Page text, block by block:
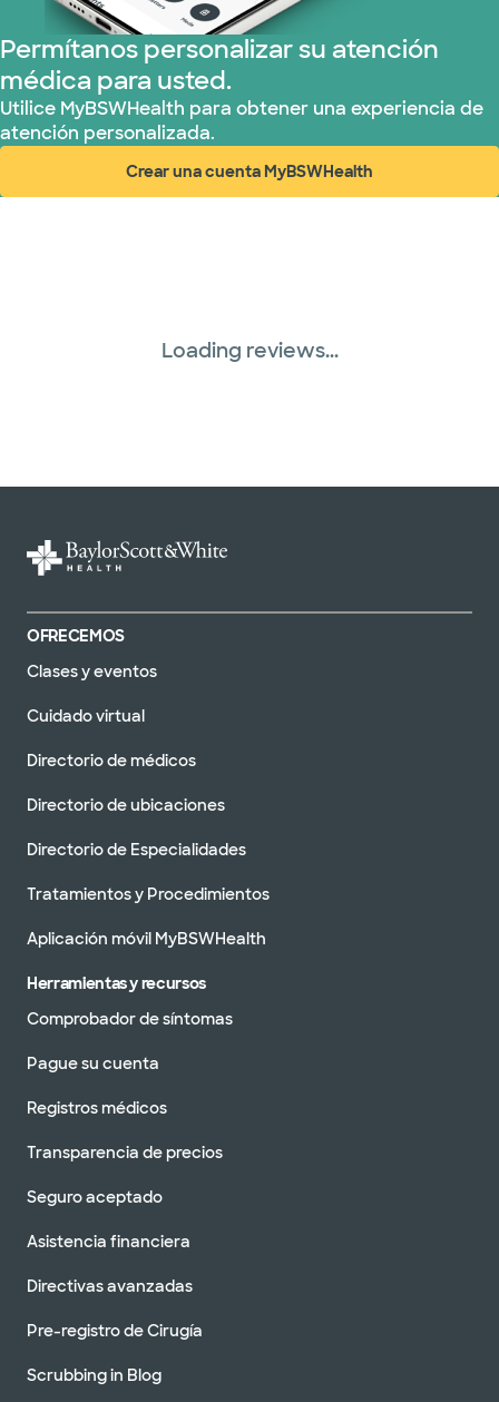
Prism Electric (1 planes)
Plan de Salud Superior (3 planes)
Permítanos personalizar su atención
médica para usted.
Utilice MyBSWHealth para obtener una experiencia de
atención personalizada.
Crear una cuenta MyBSWHealth
(abre en ventana nueva)
Loading reviews...
OFRECEMOS
Clases y eventos
Cuidado virtual
Directorio de médicos
Directorio de ubicaciones
Directorio de Especialidades
Tratamientos y Procedimientos
Aplicación móvil MyBSWHealth
Herramientas y recursos
Comprobador de síntomas
Pague su cuenta
Registros médicos
Transparencia de precios
Seguro aceptado
Asistencia financiera
Directivas avanzadas
Pre-registro de Cirugía
Scrubbing in Blog